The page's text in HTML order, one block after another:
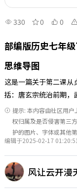
330 0 0
部编版历史七年
思维导图
这是一篇关于第二课
括：唐玄宗统治前期，
提示: 本内容由社区用
权归属及是否侵害第三
护的图片、字体或其他
编辑于2025-02-17 01:20:51
风让云开漫